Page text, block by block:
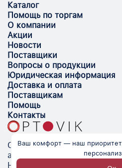
Optovik.com - электронная
автоматизации закупок и
Низкие цены, надёжные
Каталог
Помощь по торгам
О компании
Акции
Новости
Поставщики
Вопросы о продукции
Юридическая информация
Доставка и оплата
Поставщикам
Помощь
Контакты
Ваш комфорт — наш